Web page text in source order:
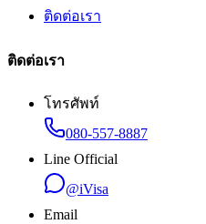
ติดต่อเรา
ติดต่อเรา
โทรศัพท์
080-557-8887
Line Official
@iVisa
Email